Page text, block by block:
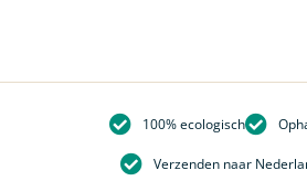
100% ecologisch
Verzenden naar